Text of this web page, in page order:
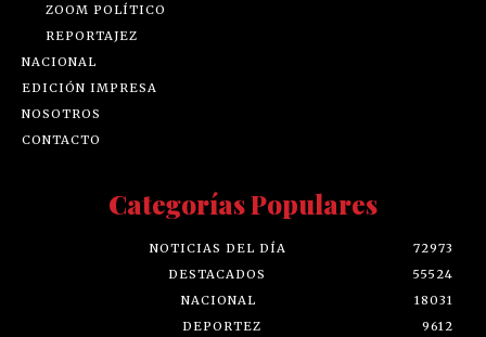
ZOOM POLÍTICO
REPORTAJEZ
NACIONAL
EDICIÓN IMPRESA
NOSOTROS
CONTACTO
Categorías Populares
NOTICIAS DEL DÍA
72973
DESTACADOS
55524
NACIONAL
18031
DEPORTEZ
9612